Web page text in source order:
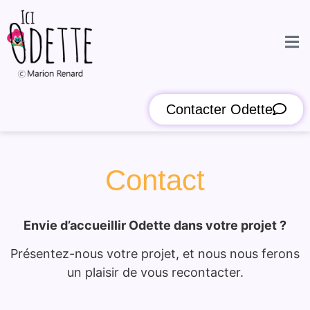
Contacter Odette
Contact
Envie d’accueillir Odette dans votre projet ?
Présentez-nous votre projet, et nous nous ferons
un plaisir de vous recontacter.